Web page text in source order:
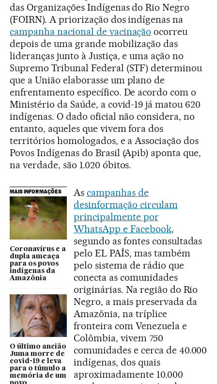
das Organizações Indígenas do Rio Negro
(FOIRN). A priorização dos indígenas na
campanha nacional de vacinação ocorreu
depois de uma grande mobilização das
lideranças junto à Justiça, e uma ação no
Supremo Tribunal Federal (STF) determinou
que a União elaborasse um plano de
enfrentamento específico. De acordo com o
Ministério da Saúde, a covid-19 já matou 620
indígenas. O dado oficial não considera, no
entanto, aqueles que vivem fora dos
territórios homologados, e a Associação dos
Povos Indígenas do Brasil (Apib) aponta que,
na verdade, são 1.020 óbitos.
MAIS INFORMAÇÕES
Coronavírus e a
dupla ameaça
para os povos
indígenas da
Amazônia
O último ancião
Juma morre de
covid-19 e leva
para o túmulo a
memória de um
As campanhas de
desinformação circulam
principalmente por
WhatsApp e Facebook,
segundo as fontes consultadas
pelo EL PAÍS, mas também
pelo sistema de rádio que
conecta as comunidades
originárias. Na região do Rio
Negro, a mais preservada da
Amazônia, na tríplice
fronteira com Venezuela e
Colômbia, vivem 750
comunidades e cerca de 40.000
indígenas, dos quais
aproximadamente 10.000